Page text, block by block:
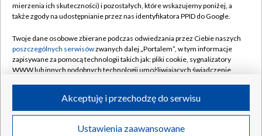
Naziemna Telewizja Cyfrowa
Rada Programowa
System NOS
Informacje o nadawcy
Program dla prasy
Pomoc
Kontakt
Kanały
©2026 Telewizja Polska S.A. w likwidacji
mierzenia ich skuteczności) i pozostałych, które wskazujemy poniżej, a
także zgody na udostępnianie przez nas identyfikatora PPID do Google.
Twoje dane osobowe zbierane podczas odwiedzania przez Ciebie naszych
poszczególnych serwisówzwanych dalej „Portalem”, w tym informacje
zapisywane za pomocą technologii takich jak: pliki cookie, sygnalizatory
WWW lub innych podobnych technologii umożliwiających świadczenie
ruchu w Internecie.
Twoje dane osobowe zbierane podczas odwiedzania przez Ciebie
poszczególnych serwisówna Portalu, takie jak adresy IP, identyfikatory
Ustawienia zaawansowane
Akceptuję i przechodzę do serwisu